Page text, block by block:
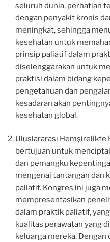
seluruh dunia, perhatian
dengan penyakit kronis
meningkat, sehingga
kesehatan untuk
prinsip paliatif dalam
diselenggarakan untuk
praktisi dalam bidang
pengetahuan dan
kesadaran akan
kesehatan global.
Uluslararası Hemşirelikte
bertujuan untuk
dan pemangku
mengenai tantangan dan
paliatif. Kongres ini juga
mempresentasikan
dalam praktik paliatif,
kualitas perawatan yang
keluarga mereka. Dengan